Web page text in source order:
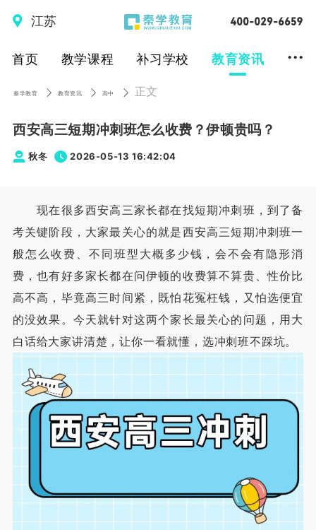
江苏
首页 教学课程 补习学校 教育资讯 ...
秦学教育 教育资讯 高中 正文
西安高三短期冲刺班怎么收费？伊顿贵吗？
秋冬 2026-05-13 16:42:04
现在很多西安高三家长都在找短期冲刺班，到了备
考关键阶段，大家最关心的就是西安高三短期冲刺班一
般怎么收费、不同班型大概多少钱，会不会有隐形消
费，也有好多家长都在问伊顿的收费算不算贵、性价比
高不高，毕竟高三时间紧，既怕花冤枉钱，又怕选便宜
的没效果。今天就针对这两个家长最关心的问题，用大
白话给大家讲清楚，让你一看就懂，选冲刺班不踩坑。